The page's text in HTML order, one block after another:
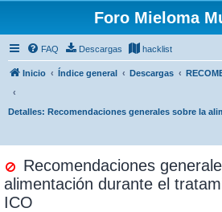
Foro Mieloma
FAQ Descargas hacklist
Inicio Índice general Descargas
Detalles: Recomendaciones generales sobre la
Recomendaciones
alimentación durante el
ICO